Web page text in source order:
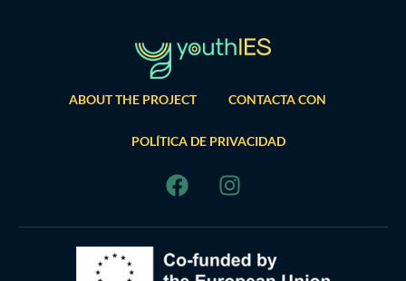
ABOUT THE PROJECT CONTACTA CON
POLÍTICA DE PRIVACIDAD